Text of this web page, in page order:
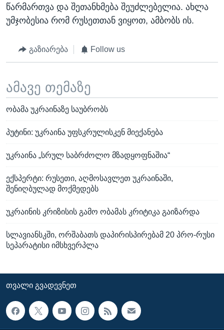
წარმართვა და შეთანხმება შეუძლებელია. ახლა
უმჯობესია რომ რუსეთთან ვიყოთ, ამბობს ის.
გაზიარება Follow us
ამავე თემაზე
ობამა უკრაინაზე საუბრობს
პუტინი: უკრაინა უფსკრულისკენ მიექანება
უკრაინა „სრულ საბრძოლო მზადყოფნაშია“
ექსპერტი: რუსეთი, აღმოსავლეთ უკრაინაში,
შენიღბულად მოქმედებს
უკრაინის კრიზისის გამო ობამას კრიტიკა გაიზარდა
სლავიანსკში, ორშაბათს დაპირისპირებამ 20 პრო-რუსი
სეპარატისი იმსხვერპლა
ᲗᲕᲐᲚᲘ ᲒᲕᲐᲓᲔᲕᲜᲔᲗ